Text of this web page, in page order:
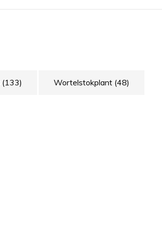
(133) Wortelstokplant (48)